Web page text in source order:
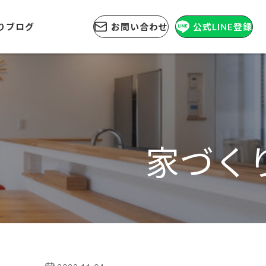
ブログ お問い合わせ 公式LINE登録
家づく